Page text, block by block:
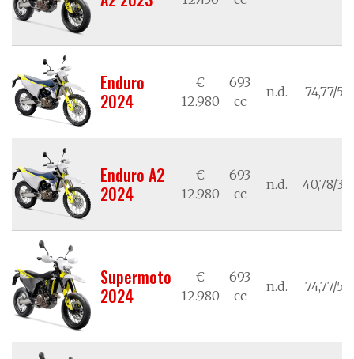
Enduro
2024
€
12.980
693
cc
n.d. 74,77/
Enduro A2
2024
€
12.980
693
cc
n.d. 40,78/
Supermoto
2024
€
12.980
693
cc
n.d. 74,77/